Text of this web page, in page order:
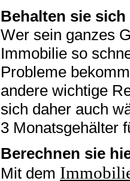
Behalten sie
Wer sein ganzes
Immobilie so
Probleme
andere wichtige
sich daher auch
3 Monatsgehälter
Berechnen sie
Mit dem